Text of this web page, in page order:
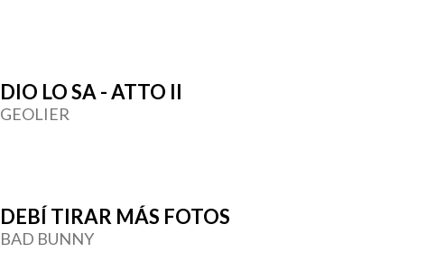
DIO LO SA - ATTO II
GEOLIER
DEBÍ TIRAR MÁS FOTOS
BAD BUNNY